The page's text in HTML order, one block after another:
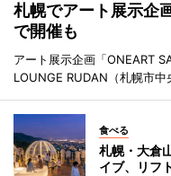
札幌でアート展示企
で開催も
アート展示企画「ONEART
LOUNGE RUDAN（札幌市中
食べる
札幌・大倉
イブ、リフ